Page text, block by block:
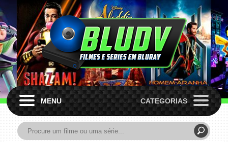
MENU CATEGORIAS